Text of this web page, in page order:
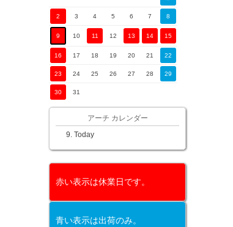
2 3 4 5 6 7 8
9 10 11 12 13 14 15
16 17 18 19 20 21 22
23 24 25 26 27 28 29
30 31
アーチ カレンダー
Today
赤い表示は休業日です。
青い表示は出荷のみ。